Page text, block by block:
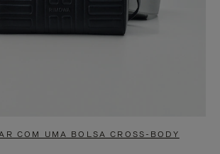
COM UMA BOLSA CROSS-BODY